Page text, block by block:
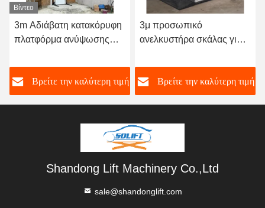
3μ προσωπικό
ανελκυστήρα σκάλας για
ανελκυστήρας
πλατφόρμας αναπηρικού
καρέκλα ανελκυστήρες για
Βρείτε την καλύτερη τιμή
Μικροί εγχώριοι
υπομονετικοί ανυψωτικοί
Βρείτε την καλύτερη τιμή
Shandong Lift Machinery Co.,Ltd
sale@shandonglift.com